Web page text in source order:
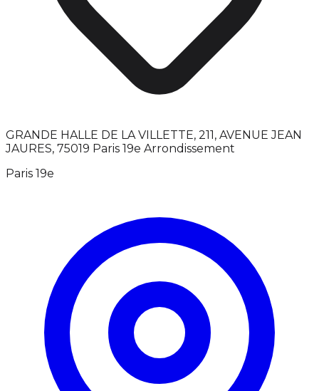
GRANDE HALLE DE LA VILLETTE, 211, AVENUE JEAN
JAURES, 75019 Paris 19e Arrondissement
Paris 19e